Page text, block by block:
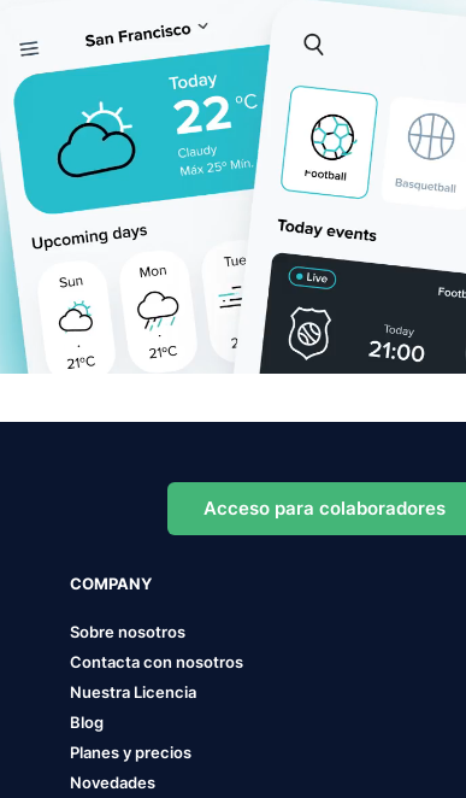
Acceso para colaboradores
COMPANY
Sobre nosotros
Contacta con nosotros
Nuestra Licencia
Blog
Planes y precios
Novedades